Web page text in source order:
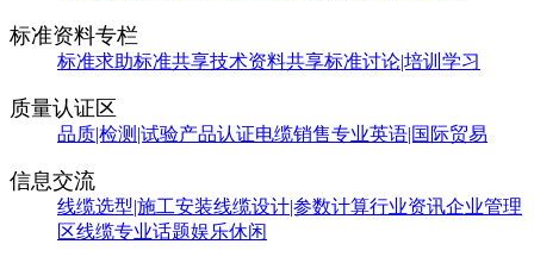
标准资料专栏
标准求助标准共享技术资料共享标准讨论|培训学习
质量认证区
品质|检测|试验产品认证电缆销售专业英语|国际贸易
信息交流
线缆选型|施工安装线缆设计|参数计算行业资讯企业管理
区线缆专业话题娱乐休闲